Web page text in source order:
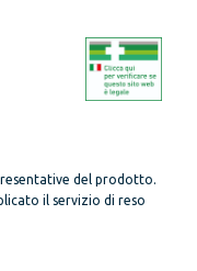
del prodotto.
il servizio di reso